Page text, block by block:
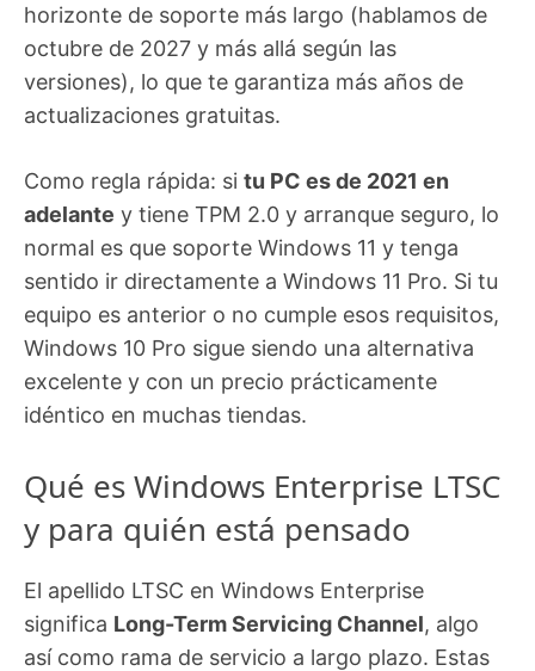
horizonte de soporte más largo (hablamos de
octubre de 2027 y más allá según las
versiones), lo que te garantiza más años de
actualizaciones gratuitas.
Como regla rápida: si tu PC es de 2021 en
adelante y tiene TPM 2.0 y arranque seguro, lo
normal es que soporte Windows 11 y tenga
sentido ir directamente a Windows 11 Pro. Si tu
equipo es anterior o no cumple esos requisitos,
Windows 10 Pro sigue siendo una alternativa
excelente y con un precio prácticamente
idéntico en muchas tiendas.
Qué es Windows Enterprise LTSC
y para quién está pensado
El apellido LTSC en Windows Enterprise
significa Long-Term Servicing Channel, algo
así como rama de servicio a largo plazo. Estas